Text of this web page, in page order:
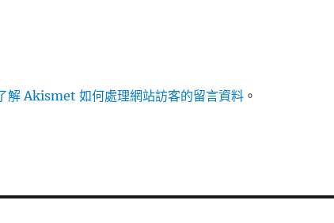
解 Akismet 如何處理網站訪客的留言資料 。